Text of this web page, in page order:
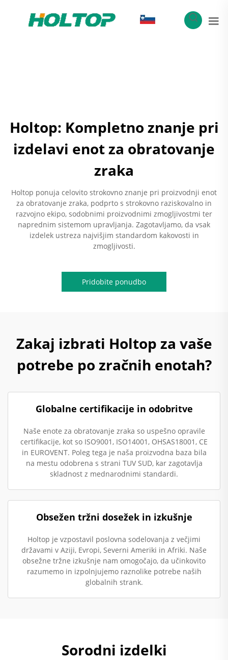
Holtop: Kompletno znanje pri
izdelavi enot za obratovanje
zraka
Holtop ponuja celovito strokovno znanje pri proizvodnji enot
za obratovanje zraka, podprto s strokovno raziskovalno in
razvojno ekipo, sodobnimi proizvodnimi zmogljivostmi ter
naprednim sistemom upravljanja. Zagotavljamo, da vsak
izdelek ustreza najvišjim standardom kakovosti in
zmogljivosti.
Pridobite ponudbo
Zakaj izbrati Holtop za vaše
potrebe po zračnih enotah?
Globalne certifikacije in odobritve
Naše enote za obratovanje zraka so uspešno opravile
certifikacije, kot so ISO9001, ISO14001, OHSAS18001, CE
in EUROVENT. Poleg tega je naša proizvodna baza bila
na mestu odobrena s strani TUV SUD, kar zagotavlja
skladnost z mednarodnimi standardi.
Obsežen tržni dosežek in izkušnje
Holtop je vzpostavil poslovna sodelovanja z večjimi
državami v Aziji, Evropi, Severni Ameriki in Afriki. Naše
obsežne tržne izkušnje nam omogočajo, da učinkovito
razumemo in izpolnjujemo raznolike potrebe naših
globalnih strank.
Sorodni izdelki